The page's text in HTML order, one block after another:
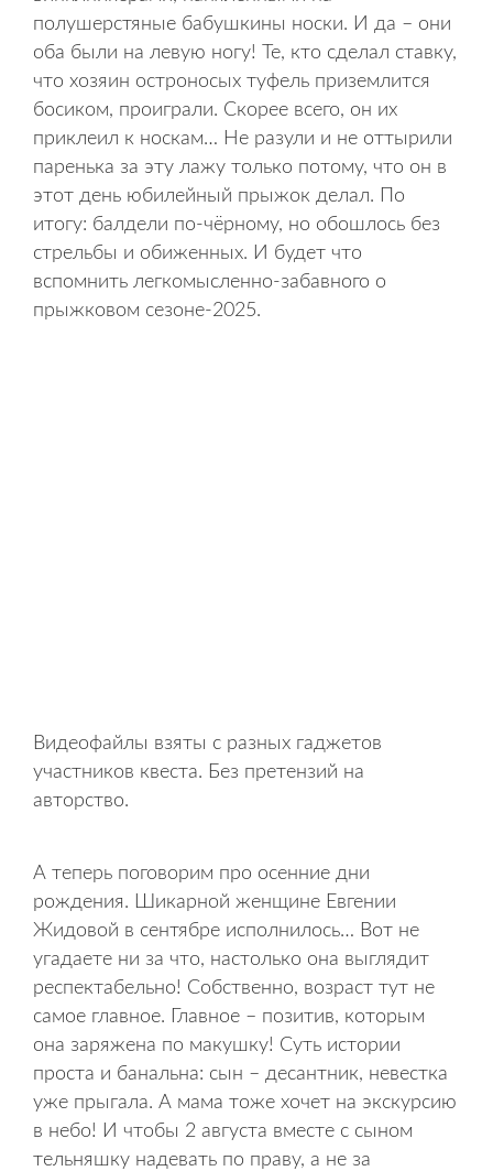
полушерстяные бабушкины носки. И да – они
оба были на левую ногу! Те, кто сделал ставку,
что хозяин остроносых туфель приземлится
босиком, проиграли. Скорее всего, он их
приклеил к носкам… Не разули и не оттырили
паренька за эту лажу только потому, что он в
этот день юбилейный прыжок делал. По
итогу: балдели по-чёрному, но обошлось без
стрельбы и обиженных. И будет что
вспомнить легкомысленно-забавного о
прыжковом сезоне-2025.
Видеофайлы взяты с разных гаджетов
участников квеста. Без претензий на
авторство.
А теперь поговорим про осенние дни
рождения. Шикарной женщине Евгении
Жидовой в сентябре исполнилось… Вот не
угадаете ни за что, настолько она выглядит
респектабельно! Собственно, возраст тут не
самое главное. Главное – позитив, которым
она заряжена по макушку! Суть истории
проста и банальна: сын – десантник, невестка
уже прыгала. А мама тоже хочет на экскурсию
в небо! И чтобы 2 августа вместе с сыном
тельняшку надевать по праву, а не за